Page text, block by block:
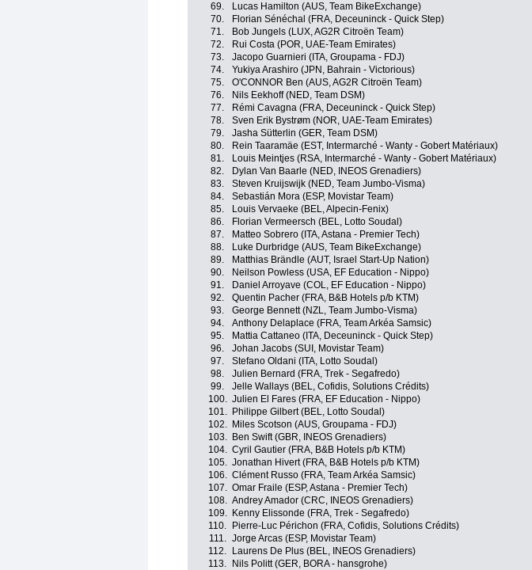
69.
Lucas Hamilton (AUS, Team BikeExchange)
70.
Florian Sénéchal (FRA, Deceuninck - Quick Step)
71.
Bob Jungels (LUX, AG2R Citroën Team)
72.
Rui Costa (POR, UAE-Team Emirates)
73.
Jacopo Guarnieri (ITA, Groupama - FDJ)
74.
Yukiya Arashiro (JPN, Bahrain - Victorious)
75.
O'CONNOR Ben (AUS, AG2R Citroën Team)
76.
Nils Eekhoff (NED, Team DSM)
77.
Rémi Cavagna (FRA, Deceuninck - Quick Step)
78.
Sven Erik Bystrøm (NOR, UAE-Team Emirates)
79.
Jasha Sütterlin (GER, Team DSM)
80.
Rein Taaramäe (EST, Intermarché - Wanty - Gobert Matériaux)
81.
Louis Meintjes (RSA, Intermarché - Wanty - Gobert Matériaux)
82.
Dylan Van Baarle (NED, INEOS Grenadiers)
83.
Steven Kruijswijk (NED, Team Jumbo-Visma)
84.
Sebastián Mora (ESP, Movistar Team)
85.
Louis Vervaeke (BEL, Alpecin-Fenix)
86.
Florian Vermeersch (BEL, Lotto Soudal)
87.
Matteo Sobrero (ITA, Astana - Premier Tech)
88.
Luke Durbridge (AUS, Team BikeExchange)
89.
Matthias Brändle (AUT, Israel Start-Up Nation)
90.
Neilson Powless (USA, EF Education - Nippo)
91.
Daniel Arroyave (COL, EF Education - Nippo)
92.
Quentin Pacher (FRA, B&B Hotels p/b KTM)
93.
George Bennett (NZL, Team Jumbo-Visma)
94.
Anthony Delaplace (FRA, Team Arkéa Samsic)
95.
Mattia Cattaneo (ITA, Deceuninck - Quick Step)
96.
Johan Jacobs (SUI, Movistar Team)
97.
Stefano Oldani (ITA, Lotto Soudal)
98.
Julien Bernard (FRA, Trek - Segafredo)
99.
Jelle Wallays (BEL, Cofidis, Solutions Crédits)
100. Julien El Fares (FRA, EF Education - Nippo)
101.
Philippe Gilbert (BEL, Lotto Soudal)
102.
Miles Scotson (AUS, Groupama - FDJ)
103.
Ben Swift (GBR, INEOS Grenadiers)
104. Cyril Gautier (FRA, B&B Hotels p/b KTM)
105. Jonathan Hivert (FRA, B&B Hotels p/b KTM)
106. Clément Russo (FRA, Team Arkéa Samsic)
107. Omar Fraile (ESP, Astana - Premier Tech)
108. Andrey Amador (CRC, INEOS Grenadiers)
109.
Kenny Elissonde (FRA, Trek - Segafredo)
110.
Pierre-Luc Périchon (FRA, Cofidis, Solutions Crédits)
111. Jorge Arcas (ESP, Movistar Team)
112.
Laurens De Plus (BEL, INEOS Grenadiers)
113.
Nils Politt (GER, BORA - hansgrohe)